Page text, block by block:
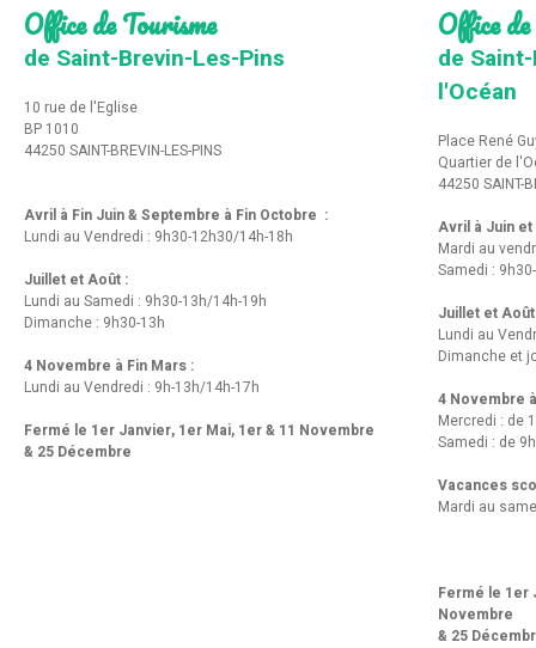
Office de Tourisme
de Saint-Brevin-Les-Pins
10 rue de l'Eglise
BP 1010
44250 SAINT-BREVIN-LES-PINS
Avril à Fin Juin & Septembre à Fin Octobre :
Lundi au Vendredi : 9h30-12h30/14h-18h
Juillet et Août :
Lundi au Samedi : 9h30-13h/14h-19h
Dimanche : 9h30-13h
4 Novembre à Fin Mars :
Lundi au Vendredi : 9h-13h/14h-17h
Fermé le 1er Janvier, 1er Mai, 1er & 11 Novembre
& 25 Décembre
Office
de
l'Océan
Place René
Quartier de
44250 SAINT-
Avril à Juin
Mardi au
Samedi :
Juillet et
Lundi au
Dimanche et
4 Novembre
Mercredi : de
Samedi : de
Vacances
Mardi au
Fermé le 1er
Novembre
& 25